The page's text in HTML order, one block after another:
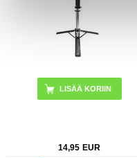
14,95 EUR